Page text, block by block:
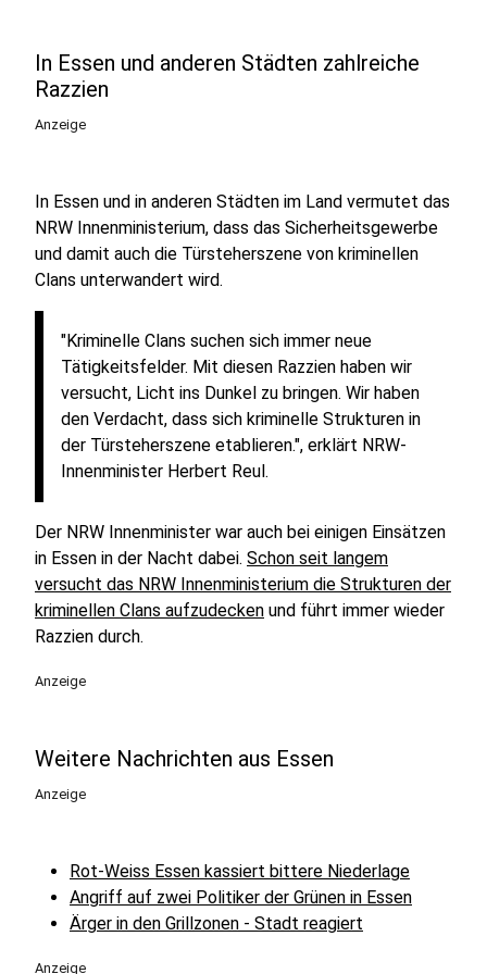
In Essen und anderen Städten zahlreiche
Razzien
Anzeige
In Essen und in anderen Städten im Land vermutet das
NRW Innenministerium, dass das Sicherheitsgewerbe
und damit auch die Türsteherszene von kriminellen
Clans unterwandert wird.
"Kriminelle Clans suchen sich immer neue
Tätigkeitsfelder. Mit diesen Razzien haben wir
versucht, Licht ins Dunkel zu bringen. Wir haben
den Verdacht, dass sich kriminelle Strukturen in
der Türsteherszene etablieren.", erklärt NRW-
Innenminister Herbert Reul.
Der NRW Innenminister war auch bei einigen Einsätzen
in Essen in der Nacht dabei. Schon seit langem
versucht das NRW Innenministerium die Strukturen der
kriminellen Clans aufzudecken und führt immer wieder
Razzien durch.
Anzeige
Weitere Nachrichten aus Essen
Anzeige
Rot-Weiss Essen kassiert bittere Niederlage
Angriff auf zwei Politiker der Grünen in Essen
Ärger in den Grillzonen - Stadt reagiert
Anzeige